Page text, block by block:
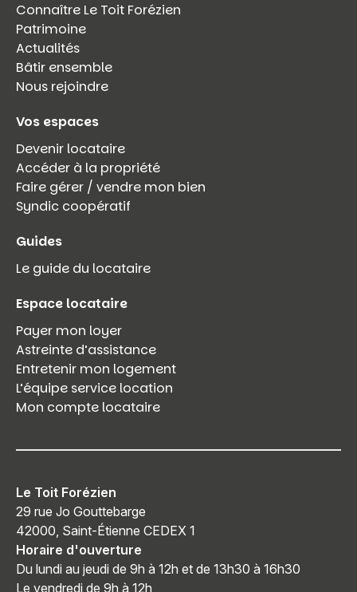
Connaître Le Toit Forézien
Patrimoine
Actualités
Bâtir ensemble
Nous rejoindre
Vos espaces
Devenir locataire
Accéder à la propriété
Faire gérer / vendre mon bien
Syndic coopératif
Guides
Le guide du locataire
Espace locataire
Payer mon loyer
Astreinte d’assistance
Entretenir mon logement
L’équipe service location
Mon compte locataire
Le Toit Forézien
29 rue Jo Gouttebarge
42000, Saint-Étienne CEDEX 1
Horaire d'ouverture
Du lundi au jeudi de 9h à 12h et de 13h30 à 16h30
Le vendredi de 9h à 12h